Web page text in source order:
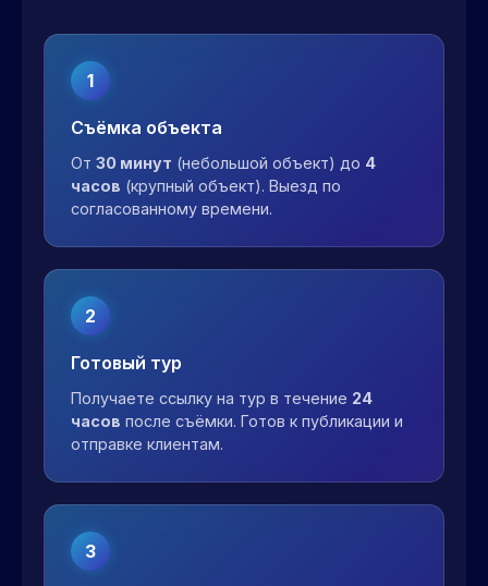
1
Съёмка объекта
От 30 минут (небольшой объект) до 4
часов (крупный объект). Выезд по
согласованному времени.
2
Готовый тур
Получаете ссылку на тур в течение 24
часов после съёмки. Готов к публикации и
отправке клиентам.
3